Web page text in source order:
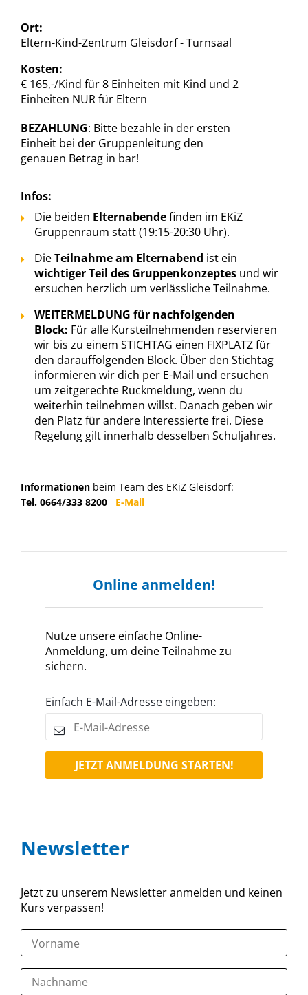
Newsletter
Jetzt zu unserem Newsletter anmelden und keinen
Kurs verpassen!
Ort:
Eltern-Kind-Zentrum Gleisdorf - Turnsaal
Kosten:
€ 165,-/Kind für 8 Einheiten mit Kind und 2
Einheiten NUR für Eltern
BEZAHLUNG: Bitte bezahle in der ersten
Einheit bei der Gruppenleitung den
genauen Betrag in bar!
Infos:
Die beiden Elternabendefinden im EKiZ
Gruppenraum statt (19:15-20:30 Uhr).
DieTeilnahme am Elternabend ist ein
wichtiger Teil des Gruppenkonzeptes und wir
ersuchen herzlich um verlässliche Teilnahme.
WEITERMELDUNG für nachfolgenden
Block: Für alle Kursteilnehmenden reservieren
wir bis zu einem STICHTAG einen FIXPLATZ für
den darauffolgenden Block. Über den Stichtag
informieren wir dich per E-Mail und ersuchen
um zeitgerechte Rückmeldung, wenn du
weiterhin teilnehmen willst. Danach geben wir
den Platz für andere Interessierte frei. Diese
Regelung gilt innerhalb desselben Schuljahres.
Informationen beim Team des EKiZ Gleisdorf:
Tel. 0664/333 8200 E-Mail
Online anmelden!
Nutze unsere einfache Online-
Anmeldung, um deine Teilnahme zu
sichern.
Einfach E-Mail-Adresse eingeben:
JETZT ANMELDUNG STARTEN!